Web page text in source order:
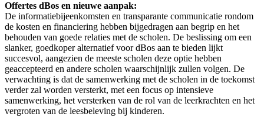
Offertes dBos en nieuwe aanpak:
De informatiebijeenkomsten en transparante communicatie rondom
de kosten en financiering hebben bijgedragen aan begrip en het
behouden van goede relaties met de scholen. De beslissing om een
slanker, goedkoper alternatief voor dBos aan te bieden lijkt
succesvol, aangezien de meeste scholen deze optie hebben
geaccepteerd en andere scholen waarschijnlijk zullen volgen. De
verwachting is dat de samenwerking met de scholen in de toekomst
verder zal worden versterkt, met een focus op intensieve
samenwerking, het versterken van de rol van de leerkrachten en het
vergroten van de leesbeleving bij kinderen.